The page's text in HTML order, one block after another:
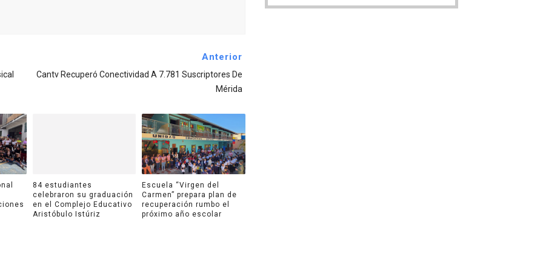
Anterior
Cantv Recuperó Conectividad A 7.781 Suscriptores De
Mérida
84 estudiantes
celebraron su graduación
en el Complejo Educativo
Aristóbulo Istúriz
Escuela “Virgen del
Carmen” prepara plan de
recuperación rumbo el
próximo año escolar